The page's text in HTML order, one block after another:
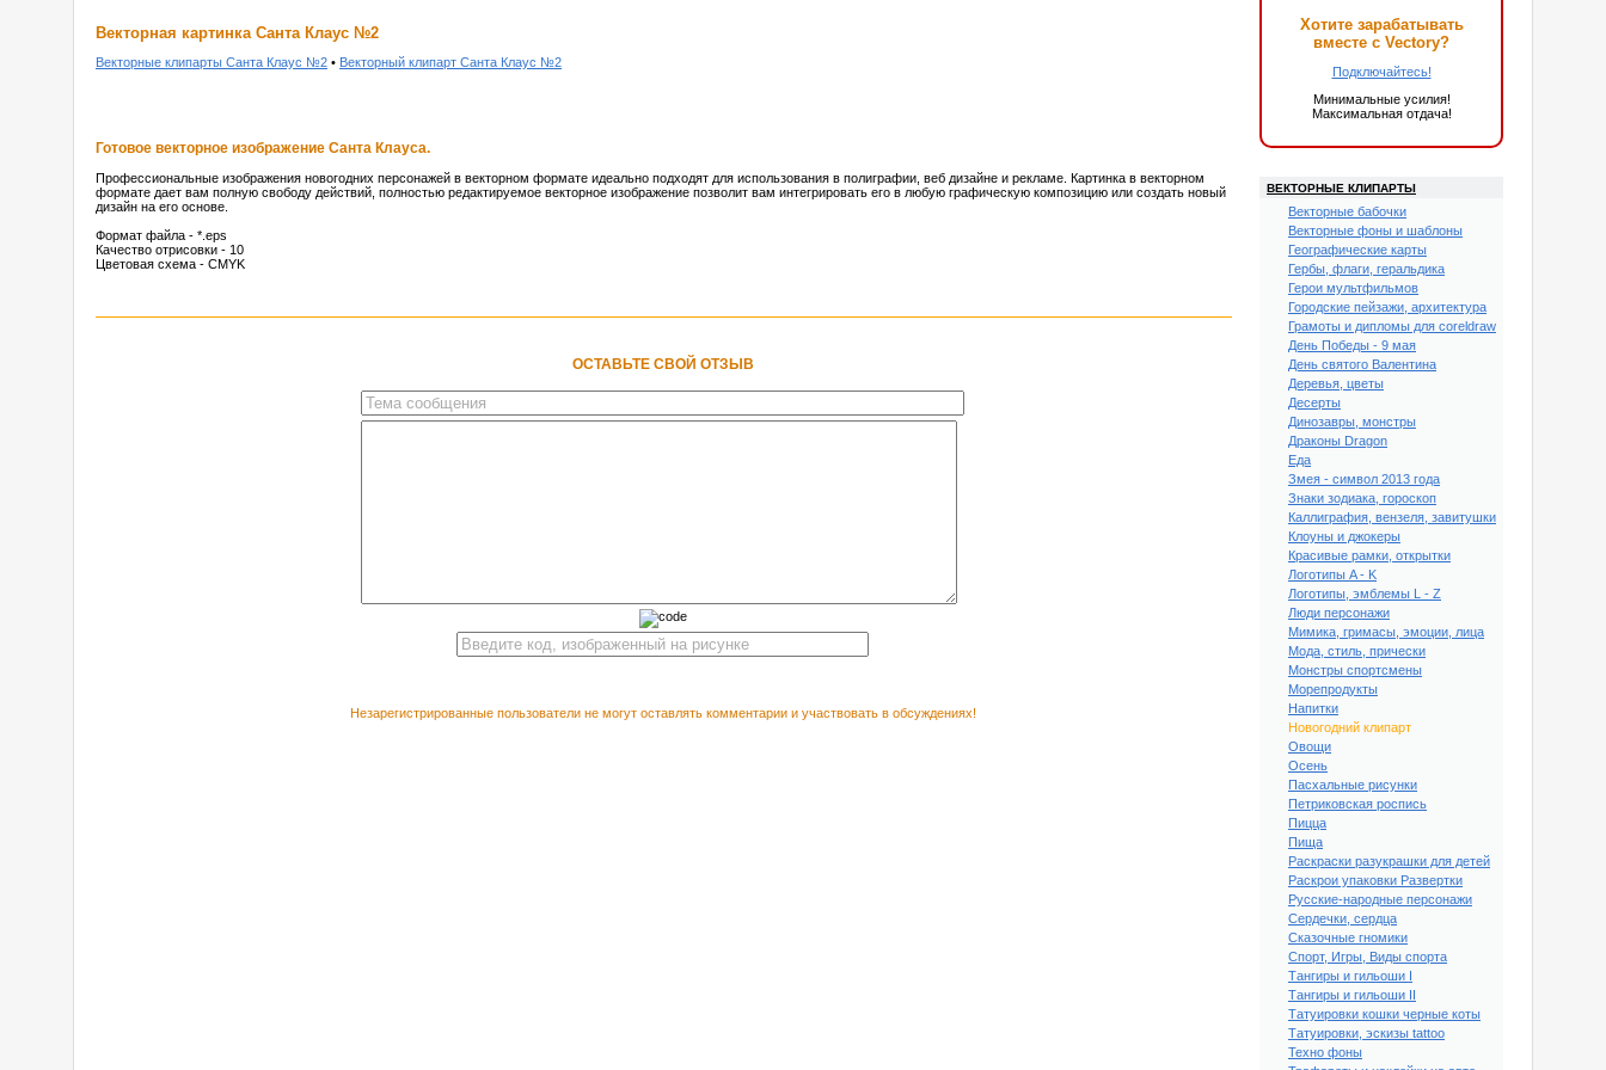
Векторная картинка Санта Клаус №2
Векторные клипарты Санта Клаус №2 • Векторный клипарт Санта Клаус №2
Готовое векторное изображение Санта Клауса.
Профессиональные изображения новогодних персонажей в векторном формате идеально подходят для использования в полиграфии, веб дизайне и рекламе. Картинка в векторном
формате дает вам полную свободу действий, полностью редактируемое векторное изображение позволит вам интегрировать его в любую графическую композицию или создать новый
дизайн на его основе.
Формат файла - *.eps
Качество отрисовки - 10
Цветовая схема - CMYK
ОСТАВЬТЕ СВОЙ ОТЗЫВ
Незарегистрированные пользователи не могут оставлять комментарии и участвовать в обсуждениях!
Хотите зарабатывать
вместе с Vectory?
Подключайтесь!
Минимальные усилия!
Максимальная отдача!
ВЕКТОРНЫЕ КЛИПАРТЫ
Векторные бабочки
Векторные фоны и шаблоны
Географические карты
Гербы, флаги, геральдика
Герои мультфильмов
Городские пейзажи, архитектура
Грамоты и дипломы для coreldraw
День Победы - 9 мая
День святого Валентина
Деревья, цветы
Десерты
Динозавры, монстры
Драконы Dragon
Еда
Змея - символ 2013 года
Знаки зодиака, гороскоп
Каллиграфия, вензеля, завитушки
Клоуны и джокеры
Красивые рамки, открытки
Логотипы A - K
Логотипы, эмблемы L - Z
Люди персонажи
Мимика, гримасы, эмоции, лица
Мода, стиль, прически
Монстры спортсмены
Морепродукты
Напитки
Новогодний клипарт
Овощи
Осень
Пасхальные рисунки
Петриковская роспись
Пицца
Пища
Раскраски разукрашки для детей
Раскрои упаковки Развертки
Русские-народные персонажи
Сердечки, сердца
Сказочные гномики
Спорт, Игры, Виды спорта
Тангиры и гильоши I
Тангиры и гильоши II
Татуировки кошки черные коты
Татуировки, эскизы tattoo
Техно фоны